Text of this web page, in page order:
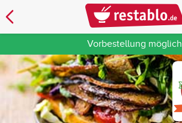
Vorbestellung möglich